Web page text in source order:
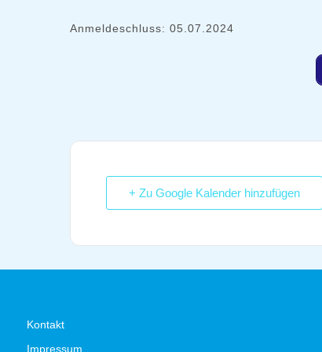
Anmeldeschluss: 05.07.2024
+ Zu Google Kalender hinzufügen
Kontakt
Impressum